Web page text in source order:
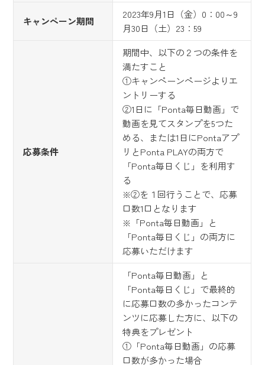
キャンペーン期間
2023年9月1日（金）0：00～9
月30日（土）23：59
応募条件
期間中、以下の２つの条件を
満たすこと
①キャンペーンページよりエ
ントリーする
②1日に「Ponta毎日動画」で
動画を見てスタンプを5つた
める、または1日にPontaアプ
リとPonta PLAYの両方で
「Ponta毎日くじ」を利用す
る
※②を１回行うことで、応募
口数1口となります
※「Ponta毎日動画」と
「Ponta毎日くじ」の両方に
応募いただけます
「Ponta毎日動画」と
「Ponta毎日くじ」で最終的
に応募口数の多かったコンテ
ンツに応募した方に、以下の
特典をプレゼント
①「Ponta毎日動画」の応募
口数が多かった場合